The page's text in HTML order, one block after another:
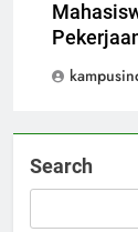
Search